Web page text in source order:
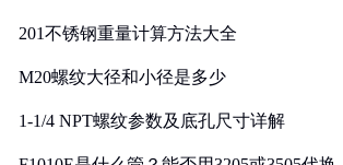
201不锈钢重量计算方法大全
M20螺纹大径和小径是多少
1-1/4 NPT螺纹参数及底孔尺寸详解